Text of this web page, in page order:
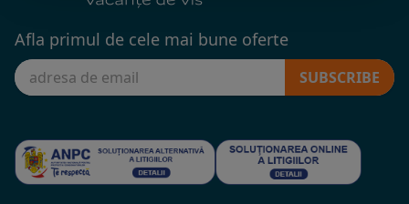
Afla primul de cele mai bune oferte
SUBSCRIBE